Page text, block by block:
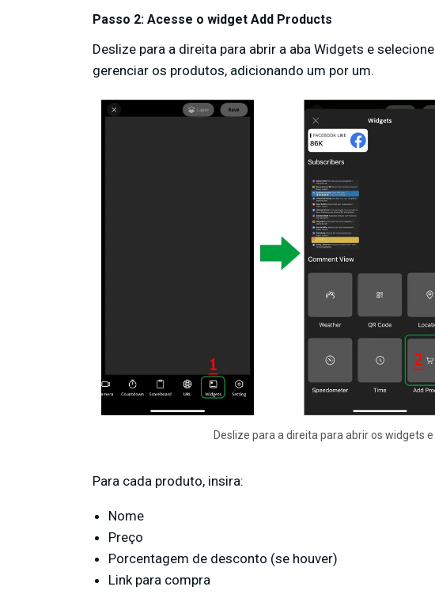
Passo 2: Acesse o widget Add Products
Deslize para a direita para abrir a aba Widgets e
gerenciar os produtos, adicionando um por um.
Deslize para a direita para abrir os widgets
Para cada produto, insira:
Nome
Preço
Porcentagem de desconto (se houver)
Link para compra